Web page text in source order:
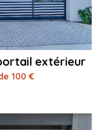
extérieur
100 €